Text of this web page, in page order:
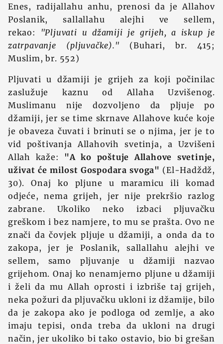
Enes, radijallahu anhu, prenosi da je Allahov
Poslanik, sallallahu alejhi ve sellem,
rekao:
"Pljuvati u džamiji je grijeh, a iskup je
zatrpavanje (pljuvačke)." (Buhari, br. 415;
Muslim, br. 552)
Pljuvati u džamiji je grijeh za koji počinilac
zaslužuje kaznu od Allaha Uzvišenog.
Muslimanu nije dozvoljeno da pljuje po
džamiji, jer se time skrnave Allahove kuće koje
je obaveza čuvati i brinuti se o njima, jer je to
vid poštivanja Allahovih svetinja, a Uzvišeni
Allah kaže: "A ko poštuje Allahove svetinje,
uživat će milost Gospodara svoga" (El-Hadždž,
30). Onaj ko pljune u maramicu ili komad
odjeće, nema grijeh, jer nije prekršio razlog
zabrane. Ukoliko neko izbaci pljuvačku
greškom i bez namjere, to mu se prašta. Ovo ne
znači da čovjek pljuje u džamiji, a onda da to
zakopa, jer je Poslanik, sallallahu alejhi ve
sellem, samo pljuvanje u džamiji nazvao
grijehom. Onaj ko nenamjerno pljune u džamiji
i želi da mu Allah oprosti i izbriše taj grijeh,
neka požuri da pljuvačku ukloni iz džamije, bilo
da je zakopa ako je podloga od zemlje, a ako
imaju tepisi, onda treba da ukloni na drugi
način, jer ukoliko bi tako ostavio, bio bi grešan